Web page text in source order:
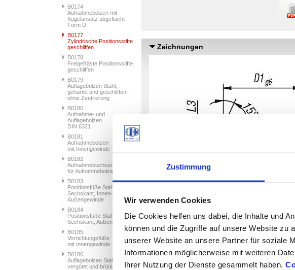
Zustimmung
Wir verwenden Cookies
Die Cookies helfen uns dabei, die Inhalte und
können und die Zugriffe auf unsere Website zu
unserer Website an unsere Partner für soziale
Informationen möglicherweise mit weiteren
Ihrer Nutzung der Dienste gesammelt haben.
B0174
Aufnahmebolzen mit
Kugelansatz abgeflacht
Form D
B0177
Zylindrische Positionsstifte
geschliffen
B0178
Freigefräste Positionsstifte
geschliffen
B0179
Auflagebolzen Stahl,
gehärtet und geschliffen,
ohne Zentrierung
B0180
Aufnahme- und
Auflagebolzen
DIN 6321
B0181
Aufnahmebolzen
mit Innengewinde
B0182
Aufnahmebuchsen
für Aufnahmebolzen
B0183
Positionsfüße Stahl mit
Sechskant, Innen- und
Außengewinde
B0184
Positionsfüße Stahl mit
Sechskant, Außengewinde
B0185
Vorrichtungsfüße
mit Innengewinde
B0186
Auflagebolzen Stahl,
vergütet und brüniert
Zeichnungen